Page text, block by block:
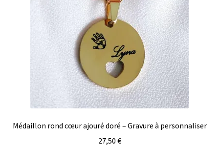
Médaillon rond cœur ajouré doré – Gravure à personnaliser
27,50 €